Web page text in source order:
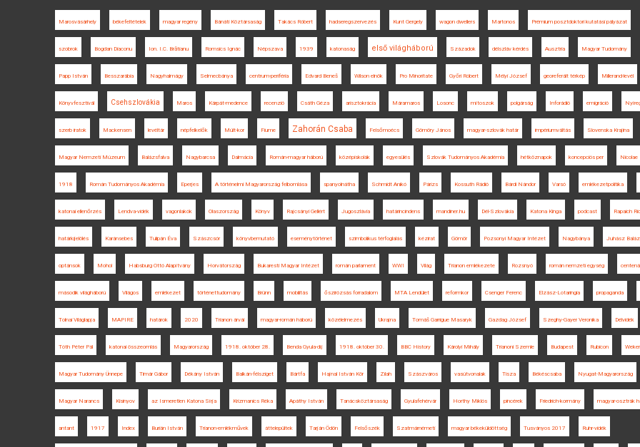
Marosvásárhely békefeltételek magyar regény Bánáti Köztársaság Takács Róbert hadseregszervezés Kunt Gergely wagon dwellers Martonos Prémium posztdoktori kutatási pályázat
szobrok Bogdan Diaconu Ion. I.C. Brătianu Romsics Ignác Népszava 1939 katonaság első világháború Századok délszláv kérdés Ausztria Magyar Tudomány
Papp István Besszarábia Nagyhalmágy Selmecbánya centrum-periféria Edvard Beneš Wilson elnök Pro Minoritate Győri Róbert Mélyi József georeferált térkép Millerand-levél
Könyvfesztivál Csehszlovákia Maros Kárpát-medence recenzió Csáth Géza arisztokrácia Máramaros Losonc mítoszok polgárság Inforádió emigráció
szerb iratok Mackensen levéltár népfelkelők Múlt-kor Fiume Zahorán Csaba Felsőmoécs Gömöry János magyar-szlovák határ impériumváltás Slovenska Krajina
Magyar Nemzeti Múzeum Balázsfalva Nagybarcsa Dalmácia Román-magyar háború középiskolák egyesülés Szlovák Tudományos Akadémia hétköznapok koncepciós per Nicolae
1918 Román Tudományos Akadémia Eperjes A történelmi Magyarország felbomlása spanyolnátha Schmidt Anikó Párizs Kossuth Rádió Bárdi Nándor Varsó emlékezetpolitika
katonai ellenőrzés Lendva-vidék vagonlakók Olaszország Könyv Rajcsányi Gellért Jugoszlávia határincindens mandiner.hu Dél-Szlovákia Katona Kinga podcast Rapaich
határkijelölés Karánsebes Tulipán Éva Szászcsór könyvbemutató eseménytörténet szimbolikus térfoglalás kézirat Gömör Pozsonyi Magyar Intézet Nagybánya Juhász
optánsok Mohol Habsburg Ottó Alapítvány Horvátország Bukaresti Magyar Intézet román parlament WWI Világ Trianon emlékezete Rozsnyó román nemzeti egység
második világháború Világos emlékezet történettudomány Brünn mobilitás őszirózsás forradalom MTA Lendület reformkor Csenger Ferenc Elzász-Lotaringia propaganda
Tolnai Világlapja MAPIRE határok 2020 Trianon árvái magyar-román háború közélelmezés Ukrajna Tomáš Garrigue Masaryk Gazdag József Szeghy-Gayer Veronika Délvidék
Tóth Péter Pál katonai összeomlás Magyarország 1918. október 28. Benda Gyula-díj 1918. október 30. BBC History Károlyi Mihály Trianoni Szemle Budapest Rubicon
Magyar Tudomány Ünnepe Timár Gábor Dékány István Balkán-félsziget Bártfa Hajnal István Kör Zilah Szászváros vasútvonalak Tisza Békéscsaba Nyugat-Magyarország
Magyar Narancs Kisinyov az Ismeretlen Katona Sírja Krizmanics Réka Apáthy István Tanácsköztársaság Gyulafehérvár Horthy Miklós pincérek Friedrich-kormány magyar-osztrák
antant 1917 Index Burián István Trianon-emlékművek áttelepültek Tarján Ödön Felsőszék Szatmárnémeti magyar békeküldöttség Tusványos 2017 Ruhr-vidék